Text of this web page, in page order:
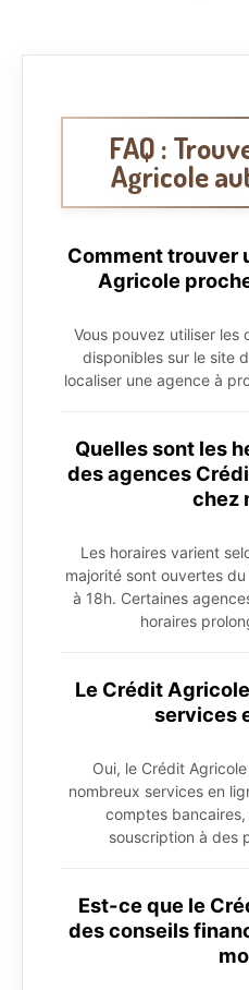
FAQ :
Agricole
Comment trouver
Agricole
Vous pouvez utiliser les
disponibles sur le site
localiser une agence à
Quelles sont les
des agences
chez
Les horaires varient
majorité sont ouvertes
à 18h. Certaines
horaires
Le Crédit
services
Oui, le Crédit
nombreux services en
comptes
souscription à des
Est-ce que le
des conseils